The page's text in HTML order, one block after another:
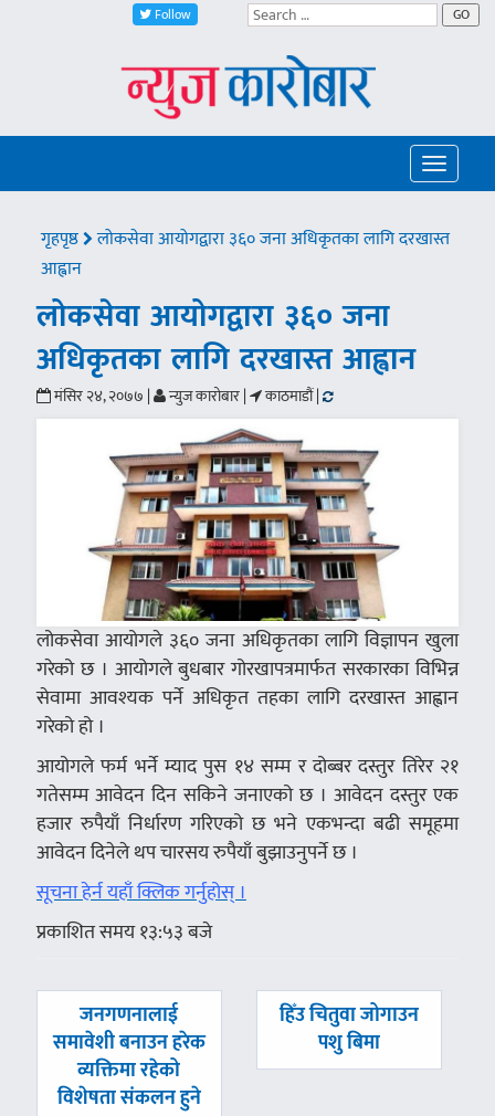
Follow GO
Toggle
गृहपृष्ठ
लोकसेवा आयोगद्वारा ३६० जना अधिकृतका लागि दरखास्त
आह्वान
लोकसेवा आयोगद्वारा ३६० जना
अधिकृतका लागि दरखास्त आह्वान
मंसिर २४, २०७७ | न्युज कारोबार | काठमाडौं |
लोकसेवा आयोगले ३६० जना अधिकृतका लागि विज्ञापन खुला
गरेको छ । आयोगले बुधबार गोरखापत्रमार्फत सरकारका विभिन्न
सेवामा आवश्यक पर्ने अधिकृत तहका लागि दरखास्त आह्वान
गरेको हो ।
आयोगले फर्म भर्ने म्याद पुस १४ सम्म र दोब्बर दस्तुर तिरेर २१
गतेसम्म आवेदन दिन सकिने जनाएको छ । आवेदन दस्तुर एक
हजार रुपैयाँ निर्धारण गरिएको छ भने एकभन्दा बढी समूहमा
आवेदन दिनेले थप चारसय रुपैयाँ बुझाउनुपर्ने छ ।
सूचना हेर्न यहाँ क्लिक गर्नुहोस् ।
प्रकाशित समय १३:५३ बजे
पछिल्लाे
-
जनगणनालाई
समावेशी बनाउन हरेक
व्यक्तिमा रहेको
विशेषता संकलन हुने
अघिल्लाे
हिँउ चितुवा जोगाउन
पशु बिमा